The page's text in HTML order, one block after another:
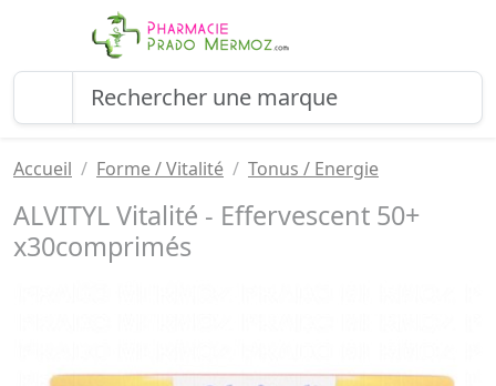
Accueil Forme / Vitalité Tonus / Energie
ALVITYL Vitalité - Effervescent 50+
x30comprimés